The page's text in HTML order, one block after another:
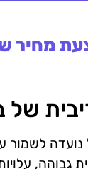
מחיר
נועדה